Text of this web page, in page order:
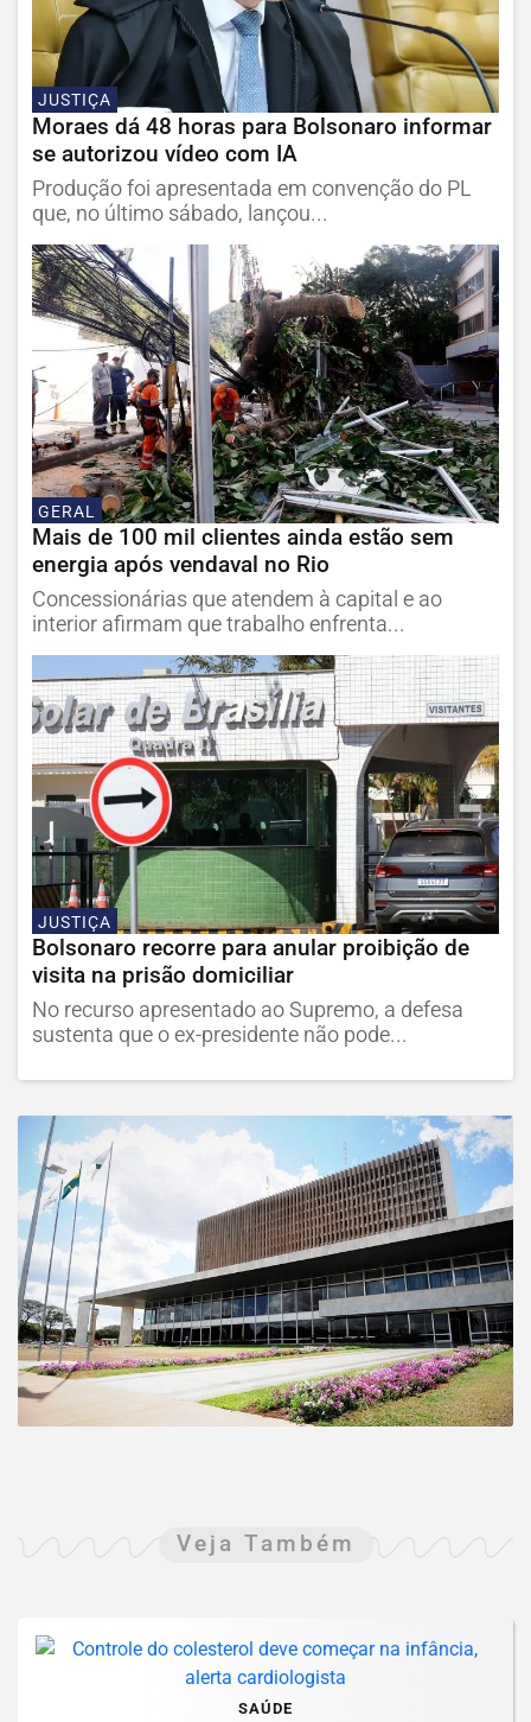
JUSTIÇA
Moraes dá 48 horas para Bolsonaro informar
se autorizou vídeo com IA
Produção foi apresentada em convenção do PL
que, no último sábado, lançou...
GERAL
Mais de 100 mil clientes ainda estão sem
energia após vendaval no Rio
Concessionárias que atendem à capital e ao
interior afirmam que trabalho enfrenta...
JUSTIÇA
Bolsonaro recorre para anular proibição de
visita na prisão domiciliar
No recurso apresentado ao Supremo, a defesa
sustenta que o ex-presidente não pode...
Veja Também
SAÚDE